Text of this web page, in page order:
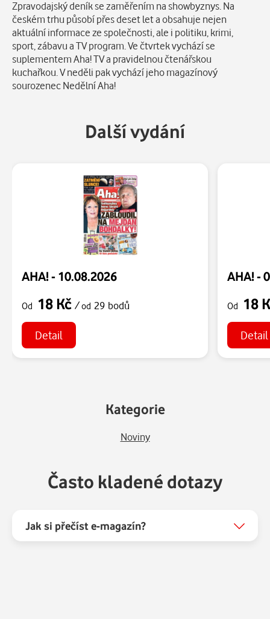
Popis
Zpravodajský deník se zaměřením na showbyznys. Na
českém trhu působí přes deset let a obsahuje nejen
aktuální informace ze společnosti, ale i politiku, krimi,
sport, zábavu a TV program. Ve čtvrtek vychází se
suplementem Aha! TV a pravidelnou čtenářskou
kuchařkou. V neděli pak vychází jeho magazínový
sourozenec Nedělní Aha!
Další vydání
AHA! - 10.08.2026
Od 18 Kč /od 29 bodů
Detail
AHA! -
Od 18
Detail
Kategorie
Noviny
Často kladené dotazy
Jak si přečíst e-magazín?